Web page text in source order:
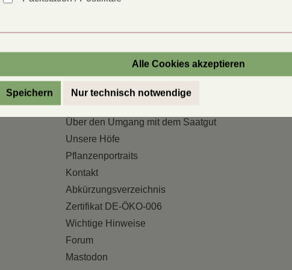
Über den Umgang mit dem Saatgut
Unsere Höfe
Pflanzenportraits
Kontakt
Abkürzungsverzeichnis
Zertifikat DE-ÖKO-006
Wichtige Hinweise
Forum
Mastodon
Alle Cookies akzeptieren
Speichern Nur technisch notwendige